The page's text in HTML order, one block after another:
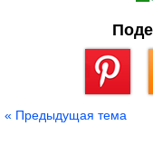
« Предыдущая тема